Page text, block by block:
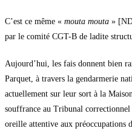
C’est ce même « mouta mouta »
par le comité CGT-B de ladite
Aujourd’hui, les fais donnent bien
Parquet, à travers la gendarmerie
actuellement sur leur sort à la
souffrance au Tribunal
oreille attentive aux préoccupations